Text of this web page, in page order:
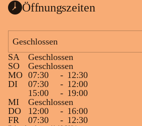
Öffnungszeiten
Geschlossen
SA
Geschlossen
SO
Geschlossen
MO 07:30 - 12:30
DI
07:30 - 12:00
15:00
- 19:00
MI
Geschlossen
DO
12:00 - 16:00
FR
07:30 - 12:30